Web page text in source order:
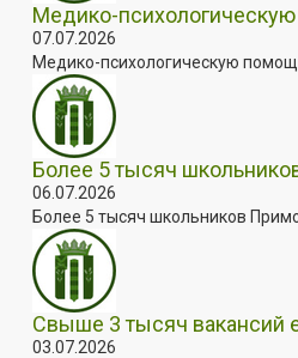
Медико-
07.07.2026
Медико-психологическую
Более 5 тысяч
06.07.2026
Более 5 тысяч школьников
Свыше 3 тысяч вакансий
03.07.2026